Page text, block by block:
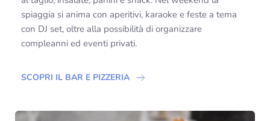
spiaggia si anima con aperitivi, karaoke e feste a tema
con DJ set, oltre alla possibilità di organizzare
compleanni ed eventi privati.
SCOPRI IL BAR E PIZZERIA